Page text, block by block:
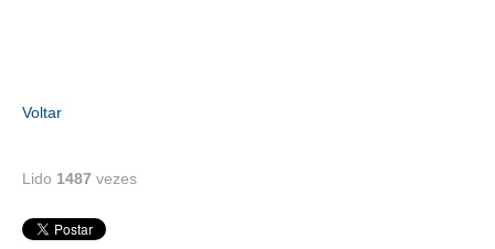
Voltar
Lido 1487 vezes